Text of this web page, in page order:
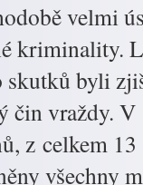
velmi
kriminality.
skutků byli
čin vraždy.
z celkem
všechny